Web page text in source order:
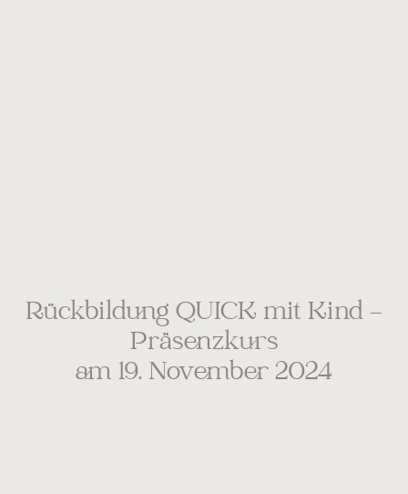
Rückbildung QUICK mit Kind –
Präsenzkurs
am 19. November 2024